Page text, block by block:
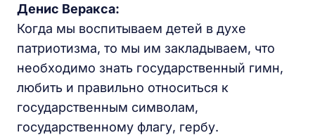
Денис Веракса:
Когда мы воспитываем детей в духе
патриотизма, то мы им закладываем, что
необходимо знать государственный гимн,
любить и правильно относиться к
государственным символам,
государственному флагу, гербу.